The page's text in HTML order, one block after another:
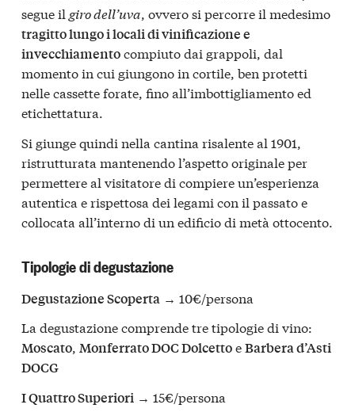
segue il giro dell’uva, ovvero si percorre il medesimo
tragitto lungo i locali di vinificazione e
invecchiamentocompiuto dai grappoli, dal
momento in cui giungono in cortile, ben protetti
nelle cassette forate, fino all’imbottigliamento ed
etichettatura.
Si giunge quindi nella cantina risalente al 1901,
ristrutturata mantenendo l’aspetto originale per
permettere al visitatore di compiere un’esperienza
autentica e rispettosa dei legami con il passato e
collocata all’interno di un edificio di metà ottocento.
Tipologie di degustazione
Degustazione Scoperta → 10€/persona
La degustazione comprende tre tipologie di vino:
Moscato, Monferrato DOC DolcettoeBarbera d’Asti
DOCG
I Quattro Superiori → 15€/persona